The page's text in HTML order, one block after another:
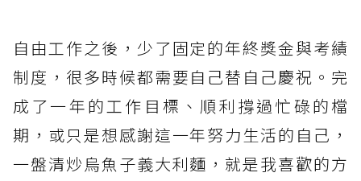
自由工作之後，少了固定的年終獎金與考績
制度，很多時候都需要自己替自己慶祝。完
成了一年的工作目標、順利撐過忙碌的檔
期，或只是想感謝這一年努力生活的自己，
一盤清炒烏魚子義大利麵，就是我喜歡的方